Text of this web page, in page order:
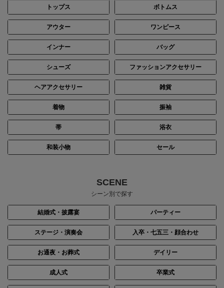
トップス ボトムス
アウター ワンピース
インナー バッグ
シューズ ファッションアクセサリー
ヘアアクセサリー 雑貨
着物 振袖
帯 浴衣
和装小物 セール
SCENE
シーン別で探す
結婚式・披露宴 パーティー
ステージ・演奏会 入卒・七五三・顔合わせ
お通夜・お葬式 デイリー
成人式 卒業式